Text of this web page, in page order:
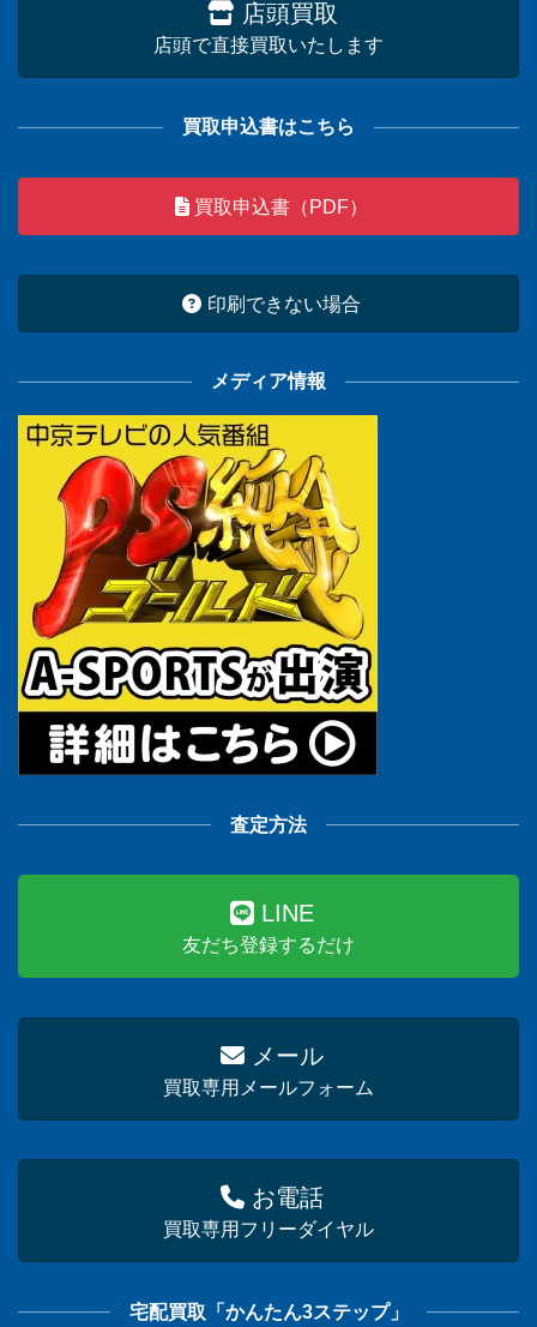
店頭買取
店頭で直接買取いたします
買取申込書はこちら
買取申込書（PDF）
印刷できない場合
メディア情報
査定方法
LINE
友だち登録するだけ
メール
買取専用メールフォーム
お電話
買取専用フリーダイヤル
宅配買取「かんたん3ステップ」